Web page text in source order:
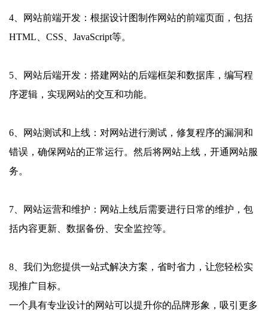
4、网站前端开发：根据设计图制作网站的前端页面，包括
HTML、CSS、JavaScript等。
5、网站后端开发：搭建网站的后端框架和数据库，编写程
序逻辑，实现网站的交互和功能。
6、网站测试和上线：对网站进行测试，修复程序的漏洞和
错误，确保网站的正常运行。然后将网站上线，开通网站服
务。
7、网站运营和维护：网站上线后需要进行日常的维护，包
括内容更新、数据备份、安全监控等。
8、我们为您提供一站式解决方案，省时省力，让您轻松实
现推广目标。
一个具有专业设计的网站可以提升你的品牌形象，吸引更多